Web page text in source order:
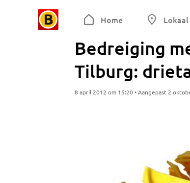
Home Lokaal
Bedreiging
Tilburg:
8 april 2012 om 15:20 • Aangepast 2